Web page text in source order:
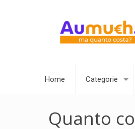
Home Categorie
Quanto